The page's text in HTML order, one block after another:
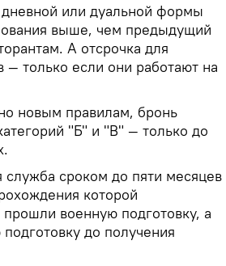
или дуальной формы
выше, чем предыдущий
А отсрочка для
— только если они работают на
новым правилам, бронь
"Б" и "В" — только до
служба сроком до пяти месяцев
которой
военную подготовку, а
до получения